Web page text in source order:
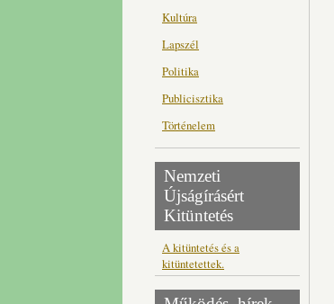
Kultúra
Lapszél
Politika
Publicisztika
Történelem
Nemzeti
Újságírásért
Kitüntetés
A kitüntetés és a
kitüntetettek.